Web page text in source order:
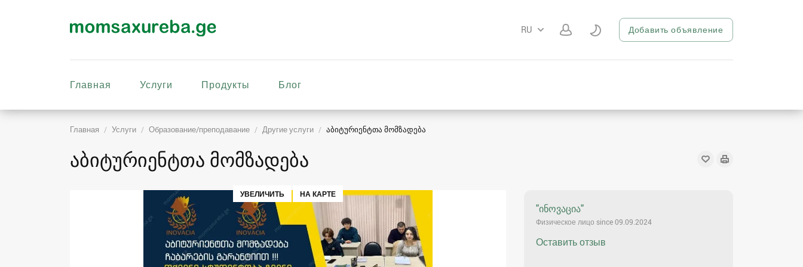
RU Добавить объявление
Главная Услуги Продукты Блог
Главная Услуги Образование/преподавание Другие услуги აბიტურიენტთა მომზადება
აბიტურიენტთა მომზადება
"ინოვაცია"
Физическое лицо since 09.09.2024
Оставить отзыв
УВЕЛИЧИТЬ НА КАРТЕ